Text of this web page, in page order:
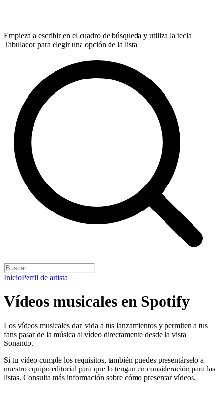
Empieza a escribir en el cuadro de búsqueda y utiliza la tecla
Tabulador para elegir una opción de la lista.
InicioPerfil de artista
Vídeos musicales en Spotify
Los vídeos musicales dan vida a tus lanzamientos y permiten a tus
fans pasar de la música al vídeo directamente desde la vista
Sonando.
Si tu vídeo cumple los requisitos, también puedes presentárselo a
nuestro equipo editorial para que lo tengan en consideración para las
listas. Consulta más información sobre cómo presentar vídeos.